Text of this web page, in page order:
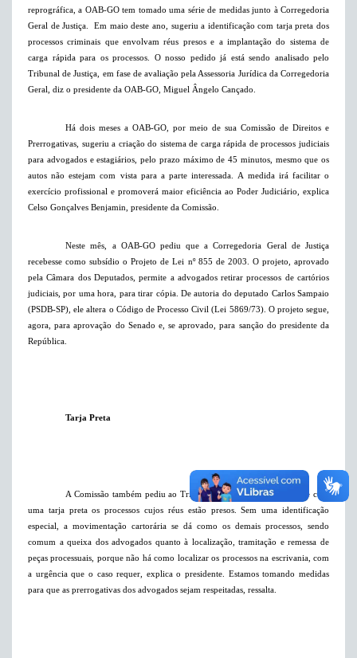
reprográfica, a OAB-GO tem tomado uma série de medidas junto à Corregedoria
Geral de Justiça.
Em maio deste ano, sugeriu a identificação com tarja preta dos
processos criminais que envolvam réus presos e a implantação do sistema de
carga rápida para os processos. O nosso pedido já está sendo analisado pelo
Tribunal de Justiça, em fase de avaliação pela Assessoria Jurídica da Corregedoria
Geral, diz o presidente da OAB-GO, Miguel Ângelo Cançado.
Há dois meses a OAB-GO, por meio de sua Comissão de Direitos e
Prerrogativas, sugeriu a criação do sistema de carga rápida de processos judiciais
para advogados e estagiários, pelo prazo máximo de 45 minutos, mesmo que os
autos não estejam com vista para a parte interessada. A medida irá facilitar o
exercício profissional e promoverá maior eficiência ao Poder Judiciário, explica
Celso Gonçalves Benjamin, presidente da Comissão.
Neste mês, a OAB-GO pediu que a Corregedoria Geral de Justiça
recebesse como subsídio o Projeto de Lei nº 855 de 2003. O projeto, aprovado
pela Câmara dos Deputados, permite a advogados retirar processos de cartórios
judiciais, por uma hora, para tirar cópia. De autoria do deputado Carlos Sampaio
(PSDB-SP), ele altera o Código de Processo Civil (Lei 5869/73). O projeto segue,
agora, para aprovação do Senado e, se aprovado, para sanção do presidente da
República.
Tarja Preta
A Comissão também pediu ao Tribunal de Justiça que identifique com
uma tarja preta os processos cujos réus estão presos. Sem uma identificação
especial, a movimentação cartorária se dá como os demais processos, sendo
comum a queixa dos advogados quanto à localização, tramitação e remessa de
peças processuais, porque não há como localizar os processos na escrivania, com
a urgência que o caso requer, explica o presidente. Estamos tomando medidas
para que as prerrogativas dos advogados sejam respeitadas, ressalta.